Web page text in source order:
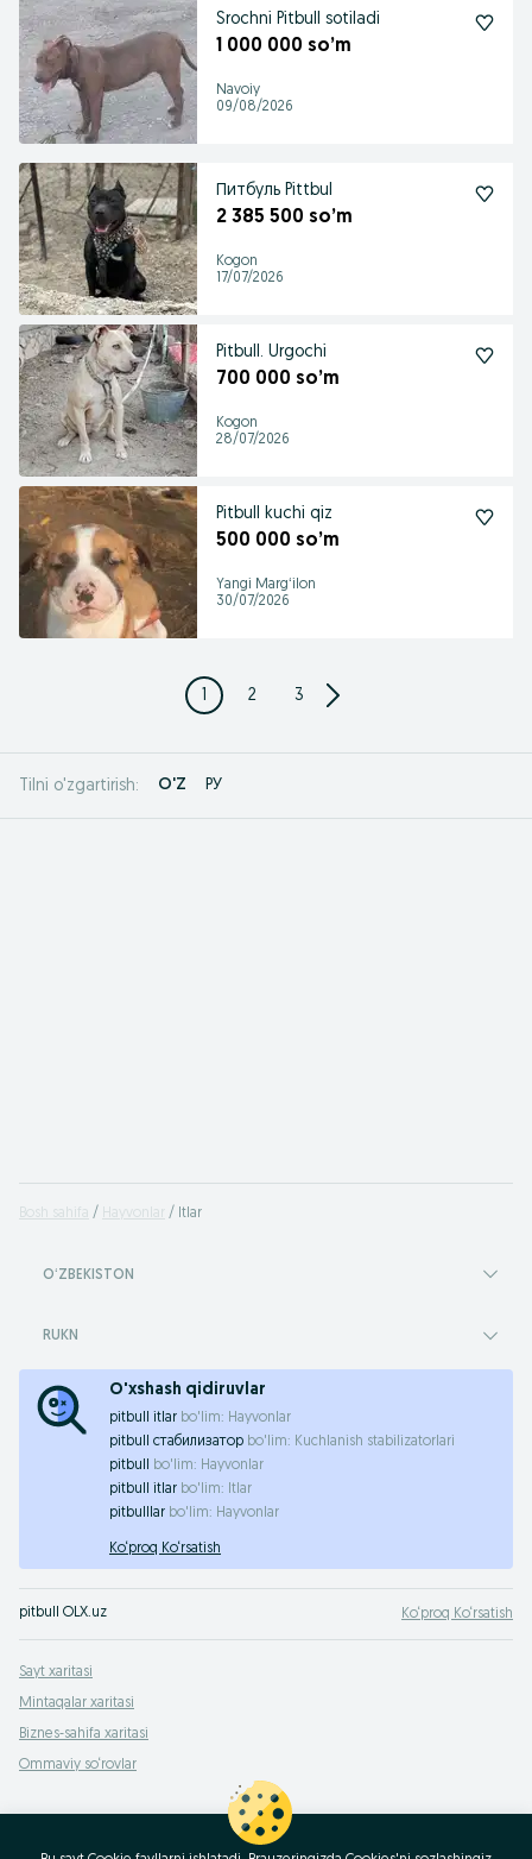
Srochni Pitbull sotiladi
1 000 000 so’m
Navoiy
09/08/2026
Питбуль Pittbul
2 385 500 so’m
Kogon
17/07/2026
Pitbull. Urgochi
700 000 so’m
Kogon
28/07/2026
Pitbull kuchi qiz
500 000 so’m
Yangi Margʻilon
30/07/2026
1 2 3
Tilni o'zgartirish: O'Z РУ
Bosh sahifa Hayvonlar Itlar
OʻZBEKISTON
RUKN
O'xshash qidiruvlar
pitbull itlar bo'lim: Hayvonlar
pitbull стабилизатор bo'lim: Kuchlanish stabilizatorlari
pitbull
bo'lim: Hayvonlar
pitbull itlar bo'lim: Itlar
pitbulllar bo'lim: Hayvonlar
Ko‘proq Ko‘rsatish
pitbull OLX.uz Ko‘proq Ko‘rsatish
Sayt xaritasi
Mintaqalar xaritasi
Biznes-sahifa xaritasi
Ommaviy so‘rovlar